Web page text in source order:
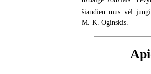
šiandien mus vėl
M. K. Oginskis.